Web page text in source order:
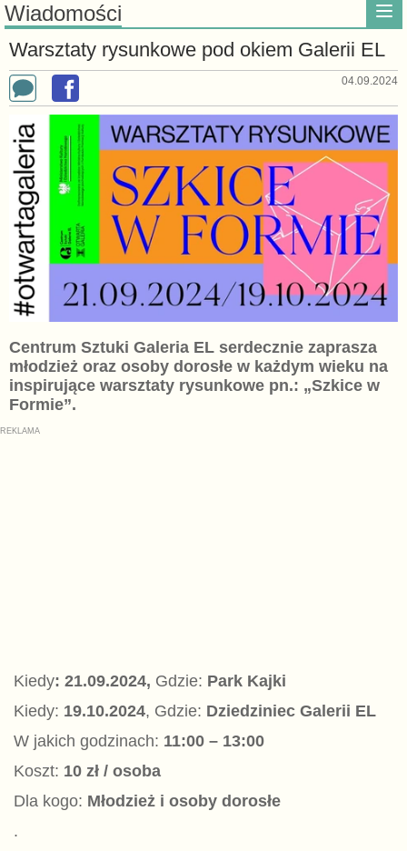
Wiadomości
Warsztaty rysunkowe pod okiem Galerii EL
04.09.2024
Centrum Sztuki Galeria EL serdecznie zaprasza
młodzież oraz osoby dorosłe w każdym wieku na
inspirujące warsztaty rysunkowe pn.: „Szkice w
Formie”.
Kiedy: 21.09.2024, Gdzie: Park Kajki
Kiedy: 19.10.2024, Gdzie: Dziedziniec Galerii EL
W jakich godzinach: 11:00 – 13:00
Koszt: 10 zł / osoba
Dla kogo: Młodzież i osoby dorosłe
.